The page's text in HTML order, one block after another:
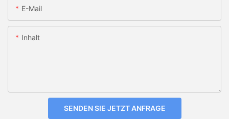
E-Mail
Inhalt
SENDEN SIE JETZT ANFRAGE